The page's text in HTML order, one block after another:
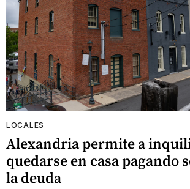
LOCALES
Alexandria permite a
quedarse en casa pagando
la deuda